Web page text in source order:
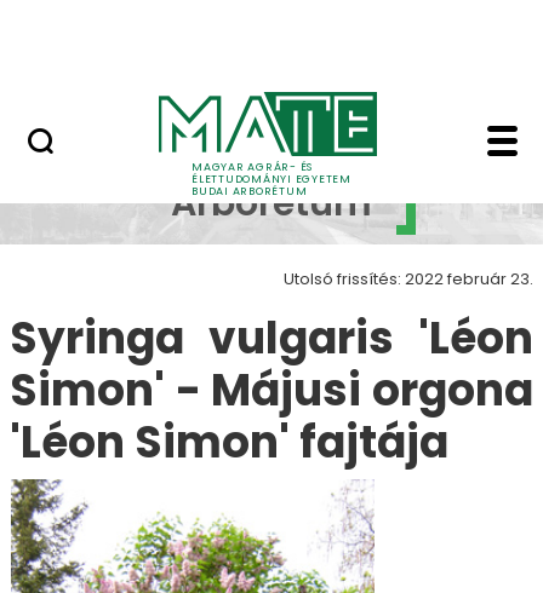
MAGYAR AGRÁR- ÉS
ÉLETTUDOMÁNYI EGYETEM
BUDAI ARBORÉTUM
Syringa vulgaris
Budai
Arborétum
Utolsó frissítés: 2022 február 23.
Syringa vulgaris 'Léon
Simon' - Májusi orgona
'Léon Simon' fajtája